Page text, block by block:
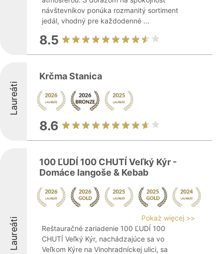
návštevníkov ponúka rozmanitý sortiment
jedál, vhodný pre každodenné ...
8.5
Laureáti
Krčma Stanica
8.6
Laureáti
100 ĽUDÍ 100 CHUTÍ Veľký Kýr -
Domáce langoše & Kebab
Pokaż więcej >>
Reštauračné zariadenie 100 ĽUDÍ 100
CHUTÍ Veľký Kýr, nachádzajúce sa vo
Veľkom Kýre na Vinohradníckej ulici, sa